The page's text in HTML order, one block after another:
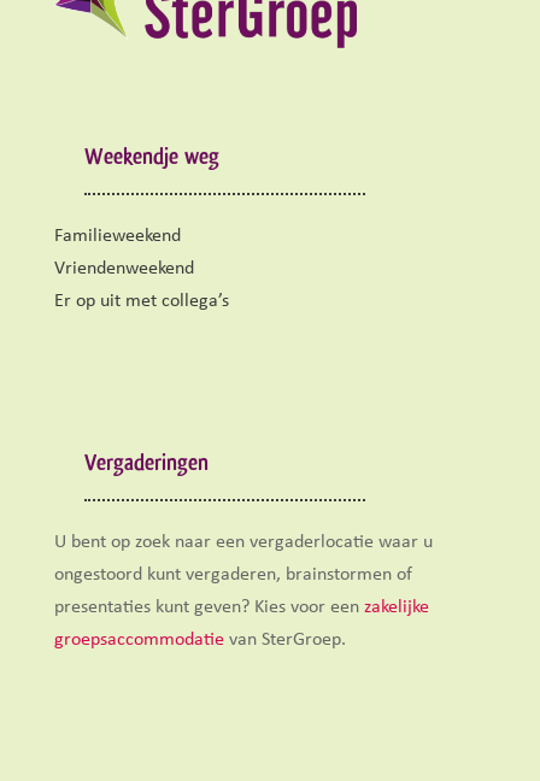
Weekendje weg
Familieweekend
Vriendenweekend
Er op uit met collega’s
Vergaderingen
U bent op zoek naar een vergaderlocatie waar u
ongestoord kunt vergaderen, brainstormen of
presentaties kunt geven? Kies voor een zakelijke
groepsaccommodatievan SterGroep.